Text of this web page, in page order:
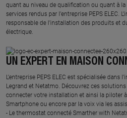
quant au niveau de qualification ou quant à
services rendus par l’entreprise PEPS ELEC.
responsable de l’installation des produits et
électrique.
UN EXPERT EN MAISON
L’entreprise PEPS ELEC est spécialisée
Legrand et Netatmo. Découvrez ces
connecter votre installation et ainsi la piloter
Smartphone ou encore par la voix via les
- Le thermostat connecté Smarther with